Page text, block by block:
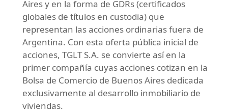
Aires y en la forma de GDRs (certificados
globales de títulos en custodia) que
representan las acciones ordinarias fuera de
Argentina. Con esta oferta pública inicial de
acciones, TGLT S.A. se convierte así en la
primer compañía cuyas acciones cotizan en la
Bolsa de Comercio de Buenos Aires dedicada
exclusivamente al desarrollo inmobiliario de
viviendas.